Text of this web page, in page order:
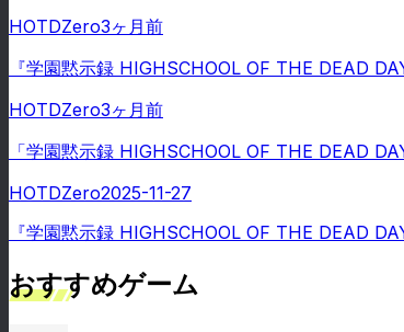
HOTDZero3ヶ月前
『学園黙示録 HIGHSCHOOL OF THE DEAD
HOTDZero3ヶ月前
「学園黙示録 HIGHSCHOOL OF THE DEAD
HOTDZero2025-11-27
『学園黙示録 HIGHSCHOOL OF THE DEAD
おすすめゲーム